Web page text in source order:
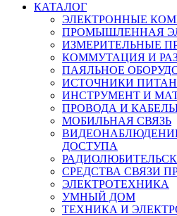
КАТАЛОГ
ЭЛЕКТРОННЫЕ
ПРОМЫШЛЕННАЯ
ИЗМЕРИТЕЛЬНЫЕ
КОММУТАЦИЯ И
ПАЯЛЬНОЕ
ИСТОЧНИКИ
ИНСТРУМЕНТ И
ПРОВОДА И
МОБИЛЬНАЯ СВЯЗЬ
ДОСТУПА
СРЕДСТВА СВЯЗИ
ЭЛЕКТРОТЕХНИКА
УМНЫЙ ДОМ
ТЕХНИКА И